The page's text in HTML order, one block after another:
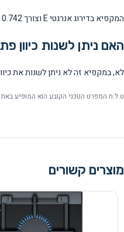
המקפיא בדירוג אנרגטי E וצורך 0.742 קוט״ש ליום או 271 קוט״ש בשנה. המנוע הינברטר מבטיח יעילות אנרגטית טובה למקפיא בקיבולת זו.
האם ניתן לשנות כיוון
לא, במקפיא זה לא ניתן לשנות את
ט.ל.ח המפרט הטכני הקובע הוא המופיע
מוצרים קשורים